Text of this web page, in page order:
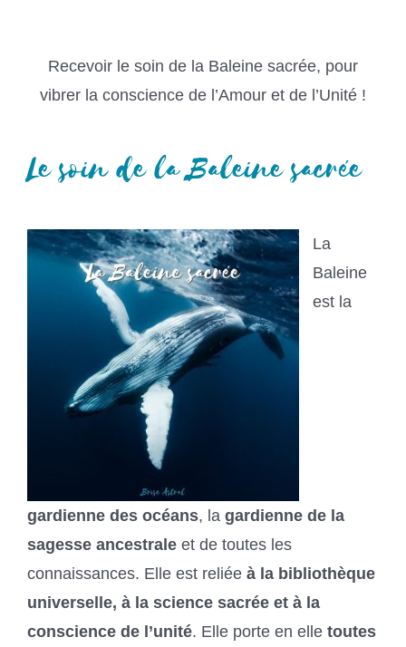
Recevoir le soin de la Baleine sacrée, pour
vibrer la conscience de l’Amour et de l’Unité !
Le soin de la Baleine sacrée
La
Baleine
est la
gardienne des océans, la gardienne de la
sagesse ancestraleet de toutes les
connaissances. Elle est reliée à la bibliothèque
universelle, à la science sacrée et à la
conscience de l’unité. Elle porte en elle toutes